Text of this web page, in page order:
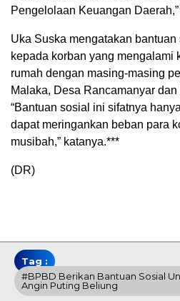
Pengelolaan Keuangan
Uka Suska mengatakan
kepada korban yang mengalami
rumah dengan masing-masing
Malaka, Desa Rancamanyar
“Bantuan sosial ini sifatnya
dapat meringankan beban para
musibah,” katanya.***
(DR)
Tag :
#BPBD Berikan Bantuan Sosial
Angin Puting Beliung